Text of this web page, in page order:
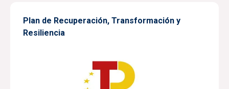
Plan de Recuperación, Transformación y
Resiliencia